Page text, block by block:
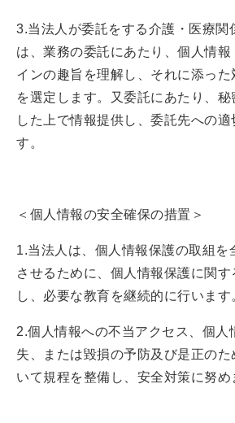
3.当法人が委託をする介護・医療関
は、業務の委託にあたり、個人情報
インの趣旨を理解し、それに添っ
を選定します。又委託にあたり、
した上で情報提供し、委託先への適
す。
＜個人情報の安全確保の措置＞
1.当法人は、個人情報保護の取組を
させるために、個人情報保護に関
し、必要な教育を継続的に行います
2.個人情報への不当アクセス、個人
失、または毀損の予防及び是正の
いて規程を整備し、安全対策に努め